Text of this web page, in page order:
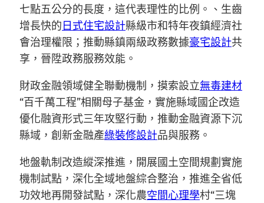
七點五公分的長度，這代表理性的比例。、生齒
增長快的 日式住宅設計縣級市和特年夜鎮經濟社
會治理權限；推動縣鎮兩級政務數據豪宅設計共
享，晉陞政務服務效能。
財政金融領域健全聯動機制，摸索設立無毒建材
“百千萬工程”相關母子基金，實施縣域國企改造
優化融資形式三年攻堅行動，推動金融資源下沉
縣域，創新金融產綠裝修設計品與服務。
地盤軌制改造縱深推進，開展國土空間規劃實施
機制試點，深化全域地盤綜合整治，推進全省低
功效地再開發試點，深化農空間心理學村“三塊